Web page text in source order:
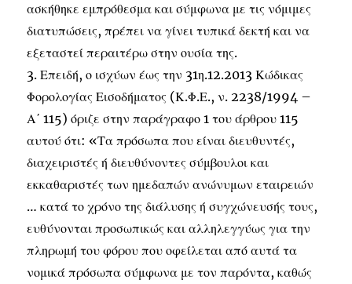
ασκήθηκε εμπρόθεσμα και σύμφωνα με τις νόμιμες
διατυπώσεις, πρέπει να γίνει τυπικά δεκτή και να
εξεταστεί περαιτέρω στην ουσία της.
3. Επειδή, ο ισχύων έως την 31η.12.2013 Κώδικας
Φορολογίας Εισοδήματος (Κ.Φ.Ε., ν. 2238/1994 –
Α΄ 115) όριζε στην παράγραφο 1 του άρθρου 115
αυτού ότι: «Τα πρόσωπα που είναι διευθυντές,
διαχειριστές ή διευθύνοντες σύμβουλοι και
εκκαθαριστές των ημεδαπών ανώνυμων εταιρειών
… κατά το χρόνο της διάλυσης ή συγχώνευσής τους,
ευθύνονται προσωπικώς και αλληλεγγύως για την
πληρωμή του φόρου που οφείλεται από αυτά τα
νομικά πρόσωπα σύμφωνα με τον παρόντα, καθώς